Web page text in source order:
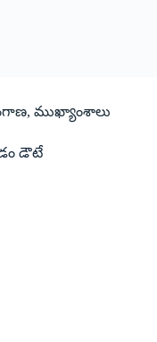
,ముఖ్యాంశాలు
డౌటే